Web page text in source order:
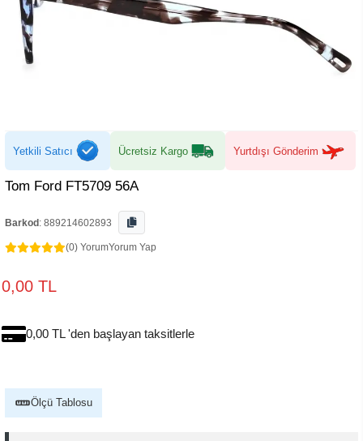
Yetkili Satıcı Ücretsiz Kargo Yurtdışı Gönderim
Tom Ford FT5709 56A
Barkod : 889214602893
(0) YorumYorum Yap
0,00 TL
0,00 TL 'den başlayan taksitlerle
Ölçü Tablosu